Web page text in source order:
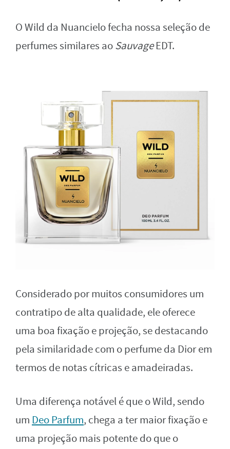
O Wild da Nuancielo fecha nossa seleção de
perfumes similares aoSauvageEDT.
Considerado por muitos consumidores um
contratipo de alta qualidade, ele oferece
uma boa fixação e projeção, se destacando
pela similaridade com o perfume da Dior em
termos de notas cítricas e amadeiradas.
Uma diferença notável é que o Wild, sendo
um Deo Parfum, chega a ter maior fixação e
uma projeção mais potente do que o